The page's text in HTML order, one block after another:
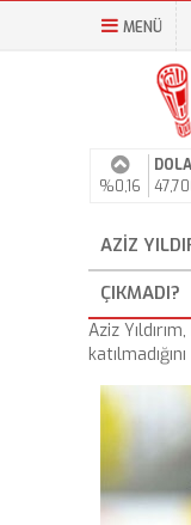
MENÜ
%0,16
AZIZ
ÇIKMADI?
Aziz